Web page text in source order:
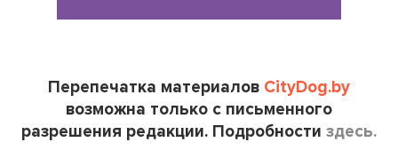
Перепечатка материалов CityDog.by
возможна только с письменного
разрешения редакции. Подробности здесь.